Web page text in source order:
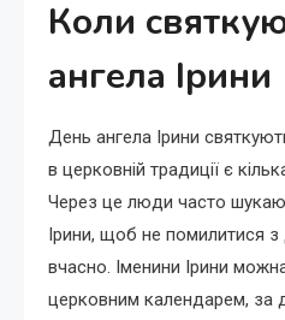
Коли
ангела Ірини
День ангела Ірини
в церковній традиції є
Через це люди часто
Ірини, щоб не помилитися з
вчасно. Іменини Ірини
церковним календарем, за